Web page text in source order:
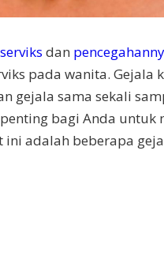
dan
pada wanita. Gejala
gejala sama sekali
bagi Anda untuk
adalah beberapa